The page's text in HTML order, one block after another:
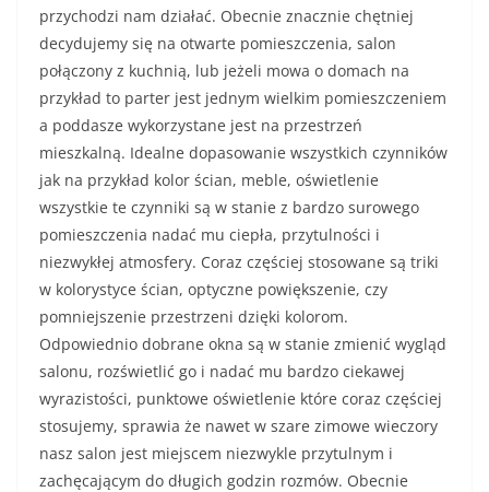
przychodzi nam działać. Obecnie znacznie chętniej
decydujemy się na otwarte pomieszczenia, salon
połączony z kuchnią, lub jeżeli mowa o domach na
przykład to parter jest jednym wielkim pomieszczeniem
a poddasze wykorzystane jest na przestrzeń
mieszkalną. Idealne dopasowanie wszystkich czynników
jak na przykład kolor ścian, meble, oświetlenie
wszystkie te czynniki są w stanie z bardzo surowego
pomieszczenia nadać mu ciepła, przytulności i
niezwykłej atmosfery. Coraz częściej stosowane są triki
w kolorystyce ścian, optyczne powiększenie, czy
pomniejszenie przestrzeni dzięki kolorom.
Odpowiednio dobrane okna są w stanie zmienić wygląd
salonu, rozświetlić go i nadać mu bardzo ciekawej
wyrazistości, punktowe oświetlenie które coraz częściej
stosujemy, sprawia że nawet w szare zimowe wieczory
nasz salon jest miejscem niezwykle przytulnym i
zachęcającym do długich godzin rozmów. Obecnie